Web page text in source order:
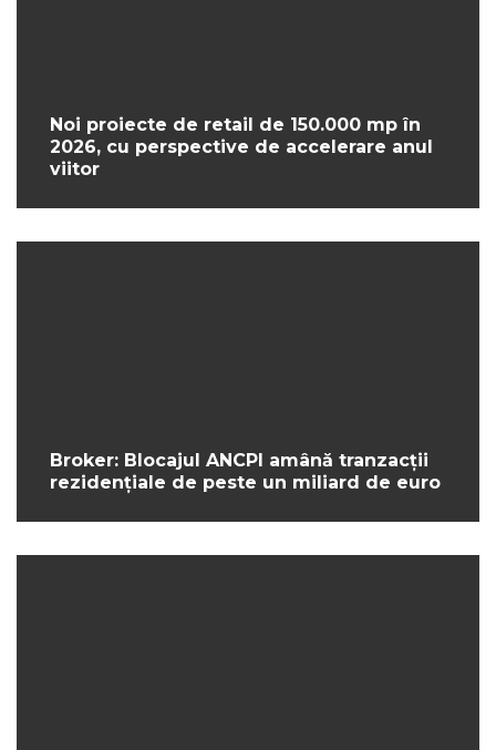
Noi proiecte de retail de 150.000 mp în
2026, cu perspective de accelerare anul
viitor
Broker: Blocajul ANCPI amână tranzacții
rezidențiale de peste un miliard de euro